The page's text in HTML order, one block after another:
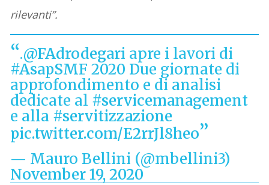
rilevanti”.
.@FAdrodegari apre i lavori di
#AsapSMF 2020 Due giornate di
approfondimento e di analisi
dedicate al #servicemanagement
e alla #servitizzazione
pic.twitter.com/E2rrJl8heo
— Mauro Bellini (@mbellini3)
November 19, 2020